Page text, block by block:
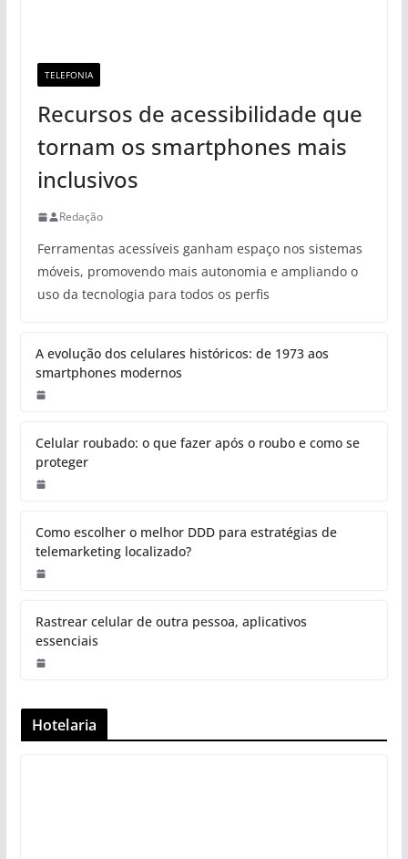
TELEFONIA
Recursos de acessibilidade que
tornam os smartphones mais
inclusivos
Redação
Ferramentas acessíveis ganham espaço nos sistemas
móveis, promovendo mais autonomia e ampliando o
uso da tecnologia para todos os perfis
A evolução dos celulares históricos: de 1973 aos
smartphones modernos
Celular roubado: o que fazer após o roubo e como se
proteger
Como escolher o melhor DDD para estratégias de
telemarketing localizado?
Rastrear celular de outra pessoa, aplicativos
essenciais
Hotelaria